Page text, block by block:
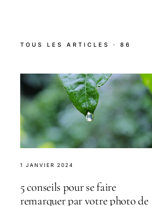
TOUS LES ARTICLES · 86
1 JANVIER 2024
5 conseils pour se faire
remarquer par votre photo de